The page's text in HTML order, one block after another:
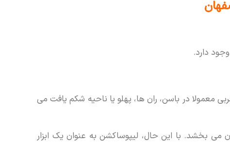
دارد.
در باسن، ران ها، پهلو یا ناحیه شکم یافت می
بخشد. با این حال، لیپوساکشن به عنوان یک ابزار